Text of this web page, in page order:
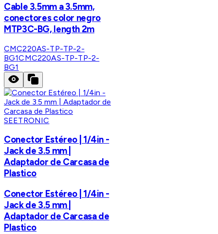
Cable 3.5mm a 3.5mm,
conectores color negro
MTP3C-BG, length 2m
CMC220AS-TP-TP-2-
BG1CMC220AS-TP-TP-2-
BG1
SEETRONIC
Conector Estéreo | 1/4in -
Jack de 3.5 mm |
Adaptador de Carcasa de
Plastico
Conector Estéreo | 1/4in -
Jack de 3.5 mm |
Adaptador de Carcasa de
Plastico